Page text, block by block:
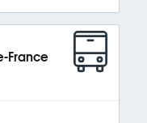
France